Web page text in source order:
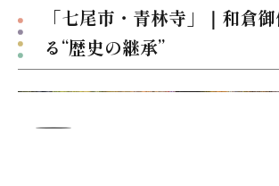
「七尾市・青林寺」｜和倉
る“歴史の継承”